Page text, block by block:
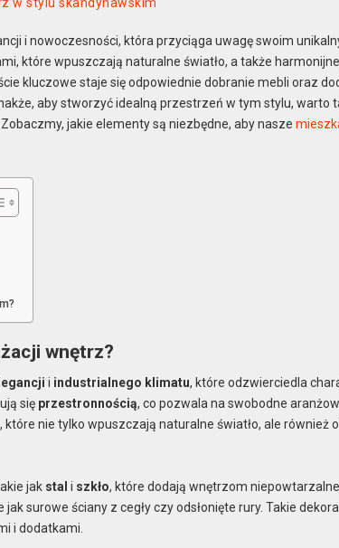
w stylu skandynawskim
i nowoczesności, która przyciąga uwagę swoim
które wpuszczają naturalne światło, a także
kluczowe staje się odpowiednie dobranie mebli oraz
aby stworzyć idealną przestrzeń w tym stylu, warto
jakie elementy są niezbędne, aby nasze
wnętrz?
i industrialnego klimatu, które odzwierciedla
się przestronnością, co pozwala na swobodne
nie tylko wpuszczają naturalne światło, ale również
jak stal i szkło, które dodają wnętrzom
surowe ściany z cegły czy odsłonięte rury. Takie
i dodatkami.